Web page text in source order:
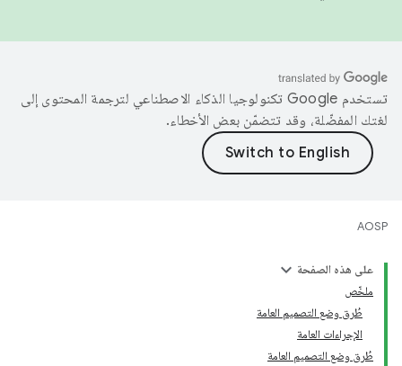
تستخدم Google تكنولوجيا الذكاء الاصطناعي لترجمة المحتوى إلى
لغتك المفضّلة، وقد تتضمّن بعض الأخطاء.
AOSP
على هذه الصفحة
ملخّص
طُرق وضع التصميم العامة
الإجراءات العامة
طُرق وضع التصميم العامة